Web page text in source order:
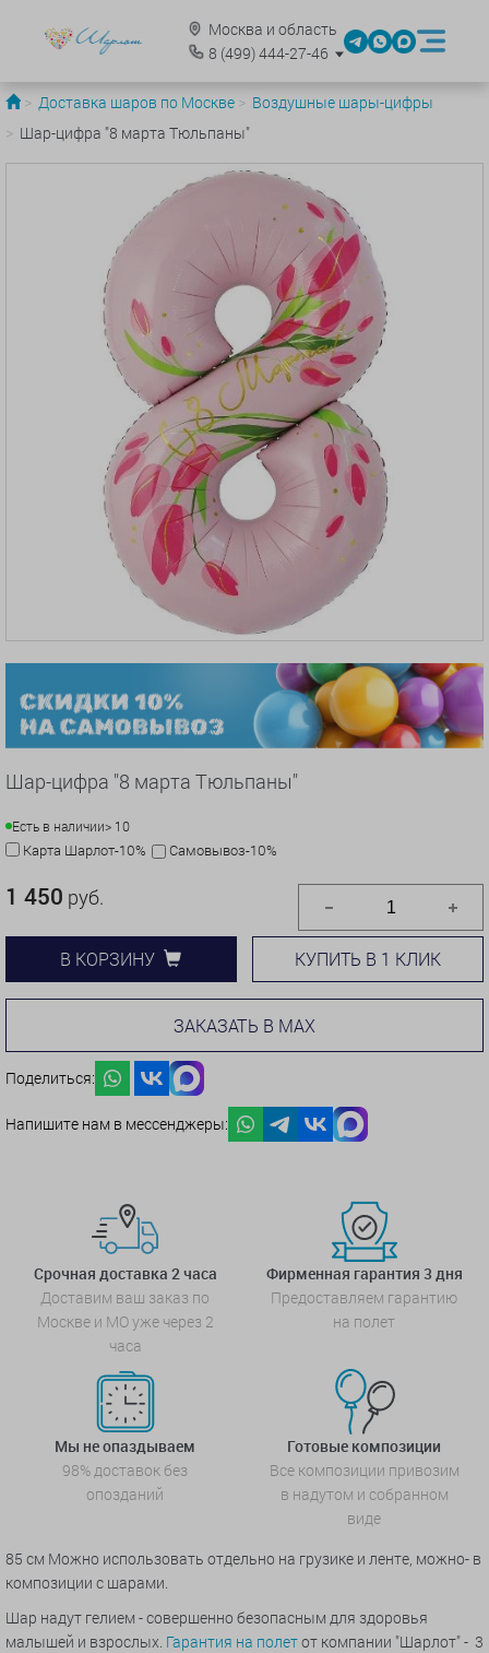
Москва и область
8 (499)444-27-46
Доставка шаров по Москве
Воздушные шары-цифры
Шар-цифра "8 марта Тюльпаны"
Шар-цифра "8 марта Тюльпаны"
Есть в наличии> 10
Карта Шарлот-10% Самовывоз-10%
1 450 руб.
В КОРЗИНУ КУПИТЬ В 1 КЛИК
ЗАКАЗАТЬ В MAX
Поделиться:
Напишите нам в мессенджеры:
Срочная доставка 2 часа
Доставим ваш заказ по
Москве и МО уже через 2
часа
Фирменная гарантия 3 дня
Предоставляем гарантию
на полет
Мы не опаздываем
98% доставок без
опозданий
Готовые композиции
Все композиции привозим
в надутом и собранном
виде
85 см Можно использовать отдельно на грузике и ленте, можно- в
композиции с шарами.
Шар надут гелием - совершенно безопасным для здоровья
малышей и взрослых. Гарантия на полетот компании "Шарлот" - 3